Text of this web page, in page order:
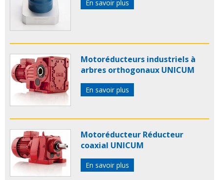
En savoir plus
Motoréducteurs industriels à
arbres orthogonaux UNICUM
En savoir plus
Motoréducteur Réducteur
coaxial UNICUM
En savoir plus